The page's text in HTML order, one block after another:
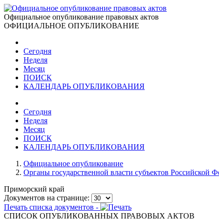
Официальное опубликование правовых актов
ОФИЦИАЛЬНОЕ ОПУБЛИКОВАНИЕ
Сегодня
Неделя
Месяц
ПОИСК
КАЛЕНДАРЬ ОПУБЛИКОВАНИЯ
Сегодня
Неделя
Месяц
ПОИСК
КАЛЕНДАРЬ ОПУБЛИКОВАНИЯ
Официальное опубликование
Органы государственной власти субъектов Российской
Приморский край
Документов на странице:
Печать списка документов -
СПИСОК ОПУБЛИКОВАННЫХ ПРАВОВЫХ АКТОВ